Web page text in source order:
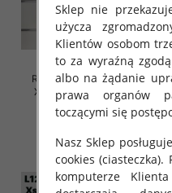
Rybaczki damskie jeansy Roz
XS-XL, 1 Kolor Paczka 10 szt
46.00 zł
szczegóły
Sklep nie
użycza
Klientów osobom
to za wyraźną
albo na żądanie
prawa organów
toczącymi się
Nasz Sklep
cookies
komputerze